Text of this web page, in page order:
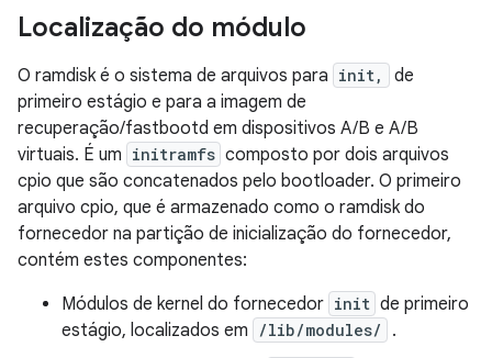
Localização do módulo
O ramdisk é o sistema de arquivos para init,
de
primeiro estágio e para a imagem de
recuperação/fastbootd em dispositivos A/B e A/B
virtuais. É um initramfs composto por dois arquivos
cpio que são concatenados pelo bootloader. O primeiro
arquivo cpio, que é armazenado como o ramdisk do
fornecedor na partição de inicialização do fornecedor,
contém estes componentes:
Módulos de kernel do fornecedor init de primeiro
estágio, localizados em
/lib/modules/
.